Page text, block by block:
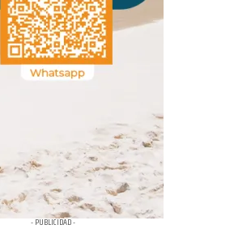
- PUBLICIDAD -